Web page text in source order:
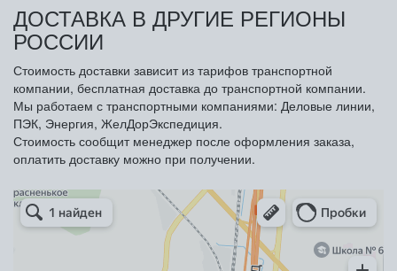
ДОСТАВКА В ДРУГИЕ РЕГИОНЫ
РОССИИ
Стоимость доставки зависит из тарифов транспортной
компании, бесплатная доставка до транспортной компании.
Мы работаем с транспортными компаниями: Деловые линии,
ПЭК, Энергия, ЖелДорЭкспедиция.
Стоимость сообщит менеджер после оформления заказа,
оплатить доставку можно при получении.
Арметкон
Металлическая мебель в Санкт‑Петербурге
Торговое оборудование в Санкт‑Петербурге